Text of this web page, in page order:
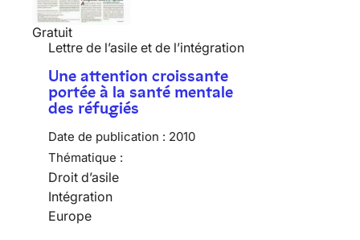
Gratuit
Lettre de l’asile et de l’intégration
Une attention croissante
portée à la santé mentale
des réfugiés
Date de publication : 2010
Thématique :
Droit d’asile
Intégration
Europe